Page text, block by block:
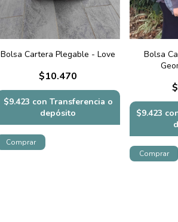
Bolsa Cartera Plegable - Love
$10.470
$9.423 con Transferencia o
depósito
Bolsa
$9.423